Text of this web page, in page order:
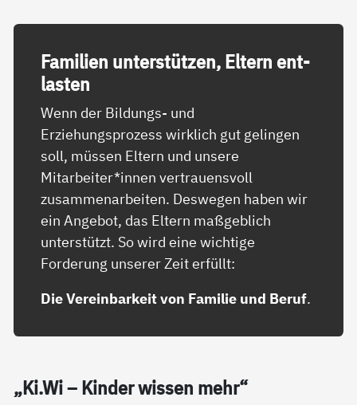
Fa­mi­li­en un­ter­stüt­zen, El­tern ent­
las­ten
Wenn der Bildungs- und
Erziehungsprozess wirklich gut gelingen
soll, müssen Eltern und unsere
Mitarbeiter*innen vertrauensvoll
zusammenarbeiten. Deswegen haben wir
ein Angebot, das Eltern maßgeblich
unterstützt. So wird eine wichtige
Forderung unserer Zeit erfüllt:
Die Vereinbarkeit von Familie und Beruf.
„Ki.Wi – Kin­der wis­sen mehr“